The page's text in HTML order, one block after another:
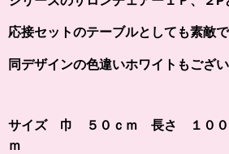
応接セットのテーブルとしても素敵で
同デザインの色違いホワイトもござい
サイズ 巾 ５０ｃｍ 長さ １０
ｍ